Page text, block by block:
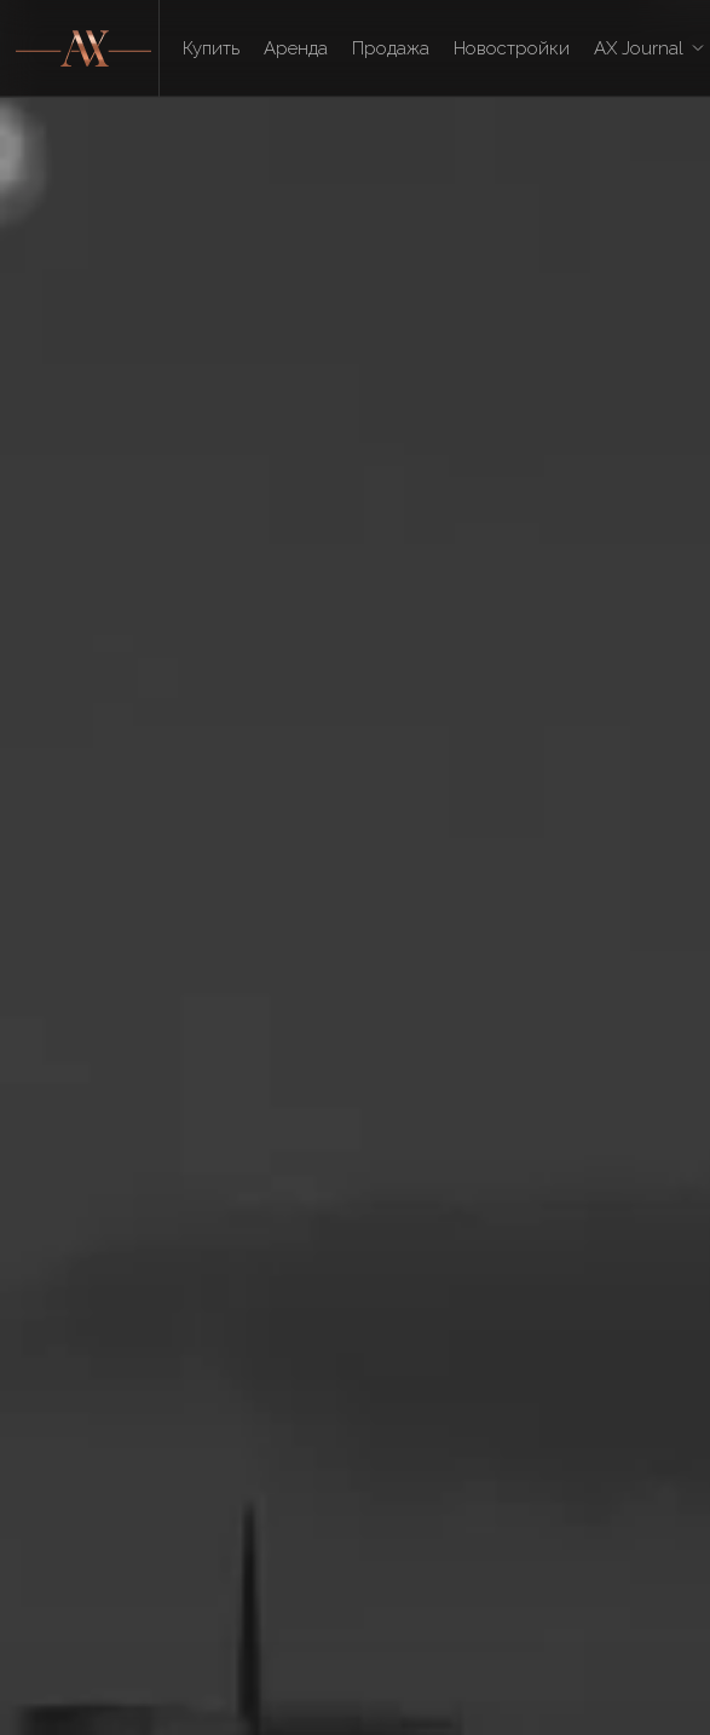
Купить Аренда Продажа Новостройки AX Journal